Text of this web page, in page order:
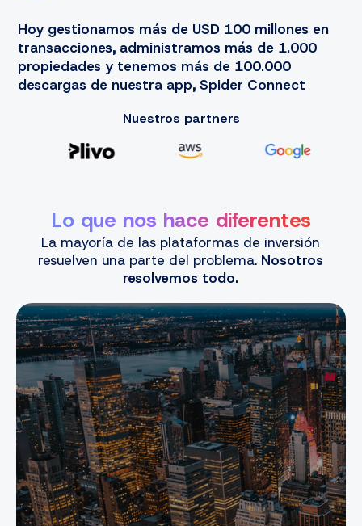
Hoy gestionamos más de USD 100 millones en
transacciones, administramos más de 1.000
propiedades y tenemos más de 100.000
descargas de nuestra app, Spider Connect
Nuestros partners
Lo que nos hace diferentes
La mayoría de las plataformas de inversión
resuelven una parte del problema. Nosotros
resolvemos todo.